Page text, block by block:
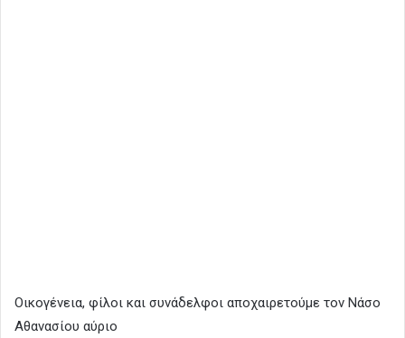
Οικογένεια, φίλοι και συνάδελφοι αποχαιρετούμε τον Νάσο
Aθανασίου αύριο